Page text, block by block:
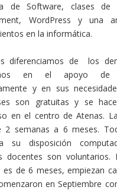
de Software, clases de
WordPress y una
en la informática.
diferenciamos de los
en el apoyo de
y en sus
son gratuitas y se
en el centro de Atenas.
2 semanas a 6 meses.
su disposición
docentes son voluntarios.
es de 6 meses, empiezan
en Septiembre